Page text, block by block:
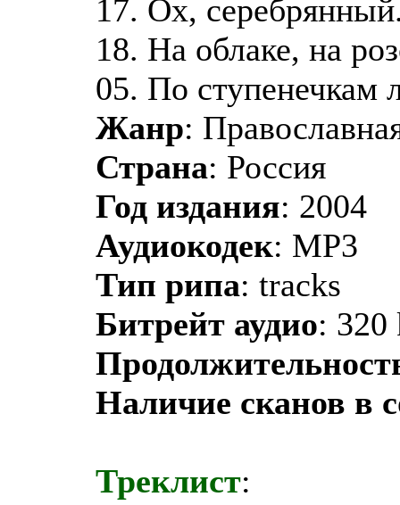
17. Ох,
18. На облаке, на
05. По ступенечкам
Жанр:
Страна: Россия
Год издания: 2004
Аудиокодек: MP3
Тип рипа: tracks
Битрейт аудио: 320
Наличие сканов в
Треклист: